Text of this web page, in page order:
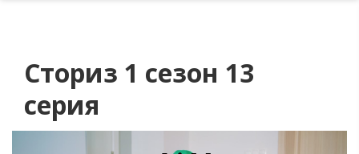
Сториз 1 сезон 13
серия